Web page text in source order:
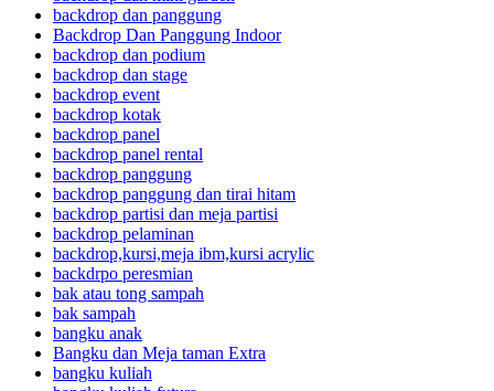
backdrop dan panggung
Backdrop Dan Panggung Indoor
backdrop dan podium
backdrop dan stage
backdrop event
backdrop kotak
backdrop panel
backdrop panel rental
backdrop panggung
backdrop panggung dan tirai hitam
backdrop partisi dan meja partisi
backdrop pelaminan
backdrop,kursi,meja ibm,kursi acrylic
backdrpo peresmian
bak atau tong sampah
bak sampah
bangku anak
Bangku dan Meja taman Extra
bangku kuliah